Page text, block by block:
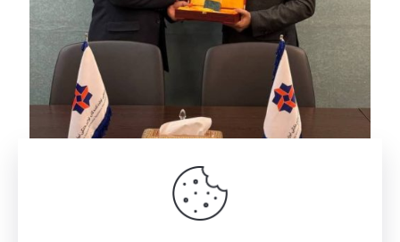
اهداء لوح به شرکت لونا، عضو فعال انجمن ملی تخصصی